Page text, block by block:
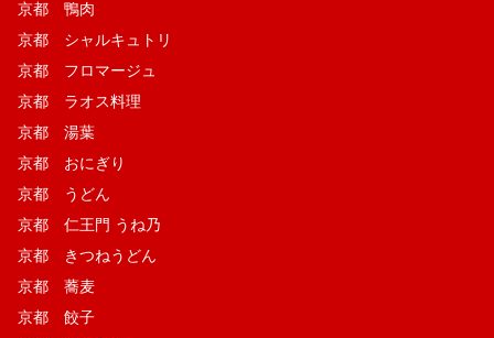
京都 鴨肉
京都 シャルキュトリ
京都 フロマージュ
京都 ラオス料理
京都 湯葉
京都 おにぎり
京都 うどん
京都 仁王門 うね乃
京都 きつねうどん
京都 蕎麦
京都 餃子